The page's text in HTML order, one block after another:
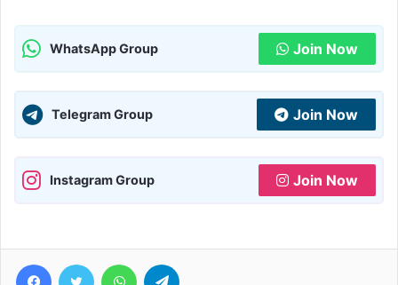
WhatsApp Group Join Now
Telegram Group Join Now
Instagram Group Join Now
FacebookTwitter WhatsApp